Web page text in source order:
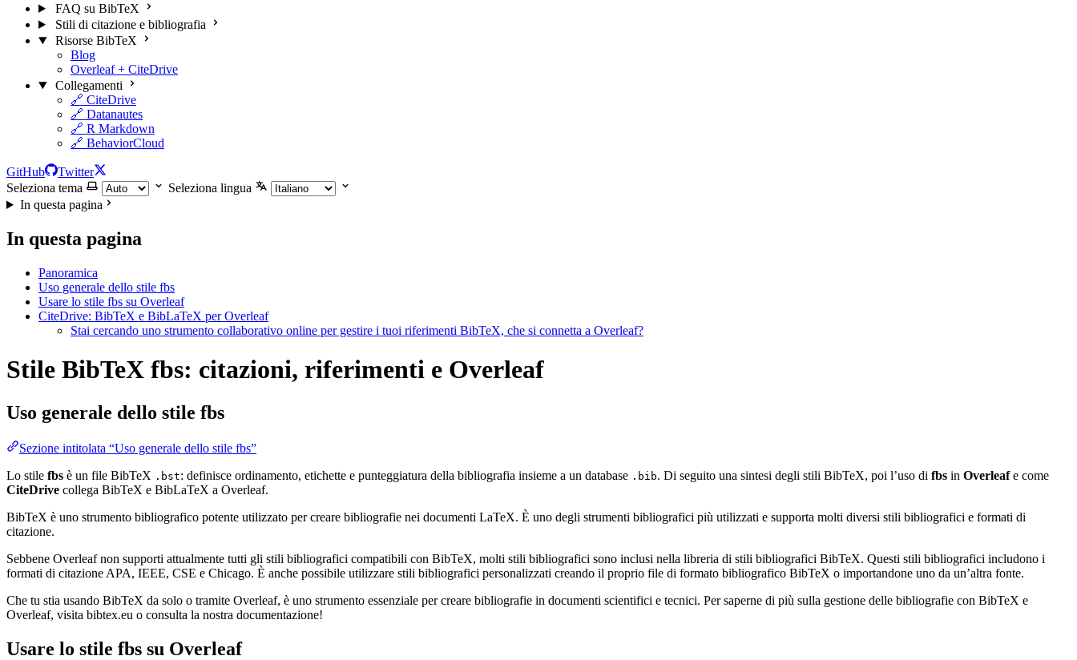
FAQ su BibTeX
Stili di citazione e bibliografia
Risorse BibTeX
Blog
Overleaf + CiteDrive
Collegamenti
🔗 CiteDrive
🔗 Datanautes
🔗 R Markdown
🔗 BehaviorCloud
GitHub
Twitter
Seleziona tema
Seleziona lingua
In questa pagina
In questa pagina
Panoramica
Uso generale dello stile fbs
Usare lo stile fbs su Overleaf
CiteDrive: BibTeX e BibLaTeX per Overleaf
Stai cercando uno strumento collaborativo online per gestire i tuoi riferimenti BibTeX, che si connetta a Overleaf?
Stile BibTeX fbs: citazioni, riferimenti e Overleaf
Uso generale dello stile fbs
Sezione intitolata “Uso generale dello stile fbs”
Lo stile fbs è un file BibTeX .bst: definisce ordinamento, etichette e punteggiatura della bibliografia insieme a un database .bib. Di seguito una sintesi degli stili BibTeX, poi l’uso di fbs in Overleafe come
CiteDrive collega BibTeX e BibLaTeX a Overleaf.
BibTeX è uno strumento bibliografico potente utilizzato per creare bibliografie nei documenti LaTeX. È uno degli strumenti bibliografici più utilizzati e supporta molti diversi stili bibliografici e formati di
citazione.
Sebbene Overleaf non supporti attualmente tutti gli stili bibliografici compatibili con BibTeX, molti stili bibliografici sono inclusi nella libreria di stili bibliografici BibTeX. Questi stili bibliografici includono i
formati di citazione APA, IEEE, CSE e Chicago. È anche possibile utilizzare stili bibliografici personalizzati creando il proprio file di formato bibliografico BibTeX o importandone uno da un’altra fonte.
Che tu stia usando BibTeX da solo o tramite Overleaf, è uno strumento essenziale per creare bibliografie in documenti scientifici e tecnici. Per saperne di più sulla gestione delle bibliografie con BibTeX e
Overleaf, visita bibtex.eu o consulta la nostra documentazione!
Usare lo stile fbs su Overleaf